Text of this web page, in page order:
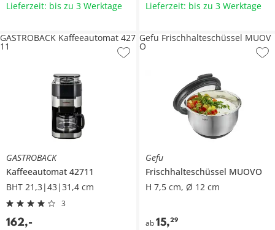
Lieferzeit: bis zu 3 Werktage Lieferzeit: bis zu 3 Werktage
GASTROBACK
Kaffeeautomat 42711
BHT 21,3|43|31,4 cm
3
162,-
GASTROBACK Kaffeeautomat 427
11
Gefu
Frischhalteschüssel MUOVO
H 7,5 cm, Ø 12 cm
ab 15,29
Gefu Frischhalteschüssel MUOV
O